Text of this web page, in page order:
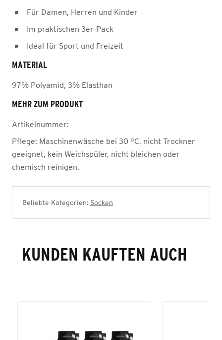
Für Damen, Herren und Kinder
Im praktischen 3er-Pack
Ideal für Sport und Freizeit
MATERIAL
97% Polyamid, 3% Elasthan
MEHR ZUM PRODUKT
Artikelnummer:
Pflege: Maschinenwäsche bei 30 °C, nicht Trockner
geeignet, kein Weichspüler, nicht bleichen oder
chemisch reinigen.
Beliebte Kategorien: Socken
KUNDEN KAUFTEN AUCH